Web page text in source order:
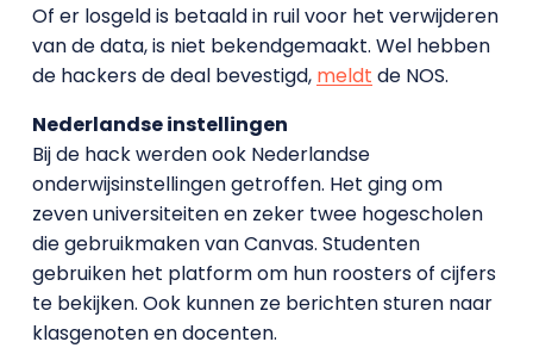
Of er losgeld is betaald in ruil voor het verwijderen
van de data, is niet bekendgemaakt. Wel hebben
de hackers de deal bevestigd, meldt de NOS.
Nederlandse instellingen
Bij de hack werden ook Nederlandse
onderwijsinstellingen getroffen. Het ging om
zeven universiteiten en zeker twee hogescholen
die gebruikmaken van Canvas. Studenten
gebruiken het platform om hun roosters of cijfers
te bekijken. Ook kunnen ze berichten sturen naar
klasgenoten en docenten.